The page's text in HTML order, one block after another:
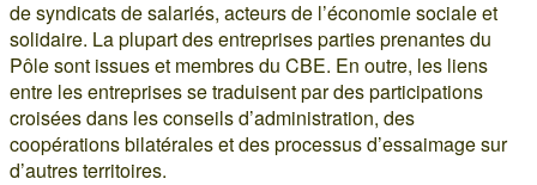
de syndicats de salariés, acteurs de l’économie sociale et
solidaire. La plupart des entreprises parties prenantes du
Pôle sont issues et membres du CBE. En outre, les liens
entre les entreprises se traduisent par des participations
croisées dans les conseils d’administration, des
coopérations bilatérales et des processus d’essaimage sur
d’autres territoires.